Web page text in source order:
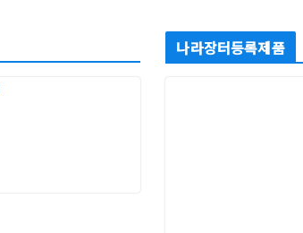
나라장터등록제품